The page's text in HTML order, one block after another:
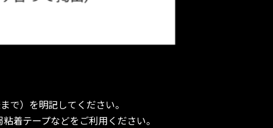
）を明記してください。
着テープなどをご利用ください。